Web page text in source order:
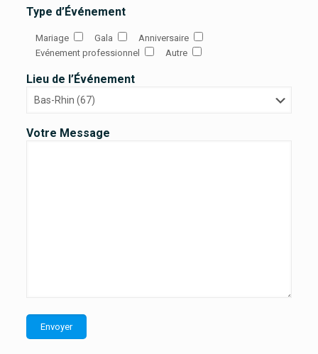
Type d’Événement
Mariage Gala
Anniversaire
Evénement professionnel
Autre
Lieu de l’Événement
Votre Message